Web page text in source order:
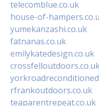
telecomblue.co.uk
house-of-
yumekanzashi.co.uk
fatnanas.co.uk
emilykatedesign.co.uk
rfrankoutdoors.co.uk
teaparentrepeat.co.uk